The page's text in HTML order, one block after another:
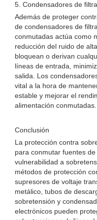
5. Condensadores de
Además de proteger
de condensadores de
conmutadas actúa como
reducción del ruido de
bloquean o derivan
líneas de entrada,
salida. Los
vital a la hora de
estable y mejorar el
alimentación conmutadas.
Conclusión
La protección contra
para conmutar fuentes
vulnerabilidad a
métodos de protección
supresores de voltaje
metálico, tubos de
sobretensión y
electrónicos pueden